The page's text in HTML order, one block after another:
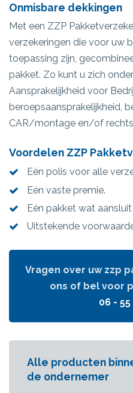
Onmisbare dekkingen
Met een ZZP
verzekeringen die voor uw
toepassing zijn,
pakket. Zo kunt u zich
Aansprakelijkheid voor
beroepsaansprakelijkheid,
CAR/montage en/of
Voordelen ZZP
Eén polis voor alle
Eén vaste premie.
Eén pakket wat
Uitstekende
Vragen over uw zzp
ons of bel voor
06 - 55
Alle producten
de ondernemer